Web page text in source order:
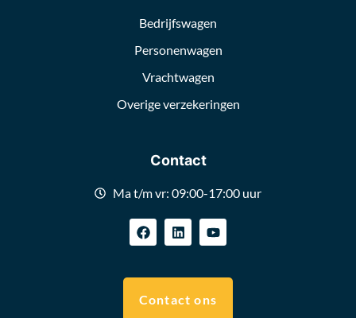
Bedrijfswagen
Personenwagen
Vrachtwagen
Overige verzekeringen
Contact
Ma t/m vr: 09:00-17:00 uur
Contact ons